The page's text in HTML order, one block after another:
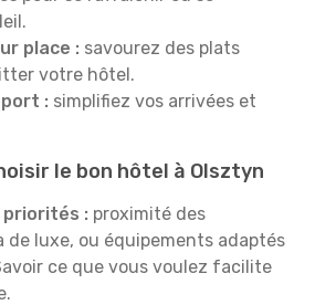
place : savourez des plats
votre hôtel.
: simplifiez vos arrivées et
le bon hôtel à Olsztyn
priorités : proximité des
de luxe, ou équipements adaptés
ce que vous voulez facilite